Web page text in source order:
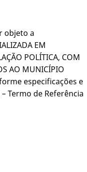
objeto a
EM
POLÍTICA, COM
AO MUNICÍPIO
especificações e
Termo de Referência